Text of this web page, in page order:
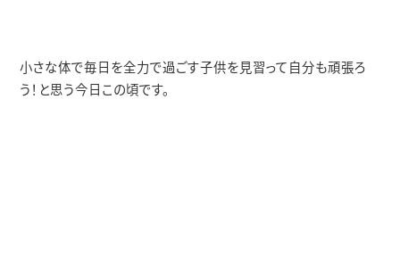
小さな体で毎日を全力で過ごす子供を見習って自分も頑張ろ
う！と思う今日この頃です。